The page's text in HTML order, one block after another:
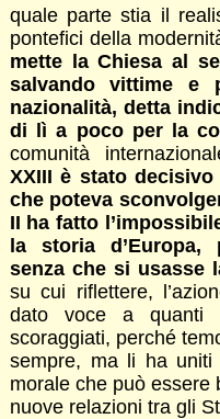
quale parte stia il
pontefici della
mette la Chiesa al
salvando vittime e
nazionalità, detta
di lì a poco per la
comunità
XXIII è stato
che poteva
II ha fatto
la storia d’Europa,
senza che si usasse
su cui riflettere,
dato voce a quanti
scoraggiati, perché
sempre, ma li ha
morale che può essere
nuove relazioni tra gli